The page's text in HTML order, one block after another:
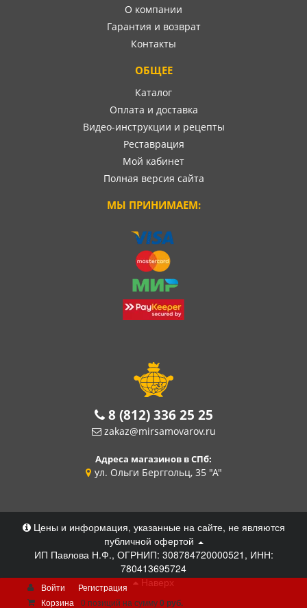
О компании
Гарантия и возврат
Контакты
ОБЩЕЕ
Каталог
Оплата и доставка
Видео-инструкции и рецепты
Реставрация
Мой кабинет
Полная версия сайта
МЫ ПРИНИМАЕМ:
8 (812) 336 25 25
zakaz@mirsamovarov.ru
Адреса магазинов в СПб:
ул. Ольги Берггольц, 35 "А"
Цены и информация, указанные на сайте, не являются
публичной офертой
ИП Павлова Н.Ф., ОГРНИП: 308784720000521, ИНН:
780413695724
Наверх
Войти
Регистрация
Корзина
0 позиций на сумму0 руб.